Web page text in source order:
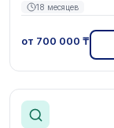
18 месяцев
от 700 000 ₸